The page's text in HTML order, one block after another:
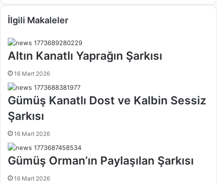
t
d
e
İlgili Makaleler
Altın Kanatlı Yaprağın Şarkısı
16 Mart 2026
Gümüş Kanatlı Dost ve Kalbin Sessiz
Şarkısı
16 Mart 2026
Gümüş Orman’ın Paylaşılan Şarkısı
16 Mart 2026